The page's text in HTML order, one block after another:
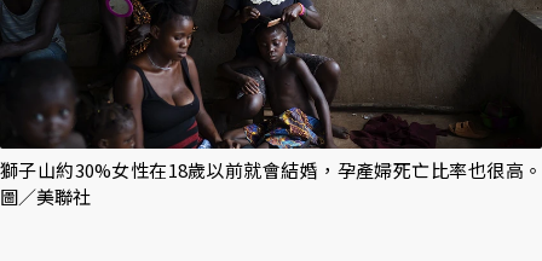
獅子山約30%女性在18歲以前就會結婚，孕產婦死亡比率也很高。
圖／美聯社